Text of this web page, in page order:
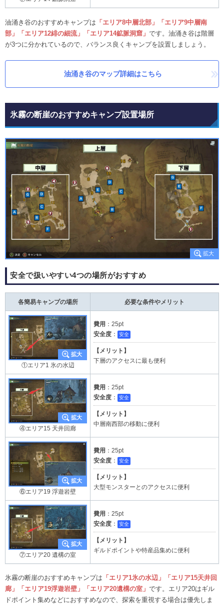
油涌き谷のおすすめキャンプは 「エリア8中層北部」「エリア9中層南
部」「エリア12緋の細流」「エリア14鉱脈洞窟」 です。油涌き谷は階層
が3つに分かれているので、バランス良くキャンプを設置しましょう。
油涌き谷のマップ詳細はこちら
氷霧の断崖のおすすめキャンプ設置場所
安全で扱いやすい4つの場所がおすすめ
各簡易キャンプの場所 必要な条件やメリット
①エリア1 氷の水辺
費用 ：25pt
安全度 ： 安全
【メリット】
下層のアクセスに最も便利
④エリア15 天井回廊
費用 ：25pt
安全度 ： 安全
【メリット】
中層南西部の移動に便利
⑥エリア19 浮遊岩壁
費用 ：25pt
安全度 ： 安全
【メリット】
大型モンスターとのアクセスに便利
⑦エリア20 遺構の室
費用 ：25pt
安全度 ： 安全
【メリット】
ギルドポイントや特産品集めに便利
氷霧の断崖のおすすめキャンプは 「エリア1氷の水辺」「エリア15天井回
廊」「エリア19浮遊岩壁」「エリア20遺構の室」 です。エリア20はギル
ドポイント集めなどにおすすめなので、探索を重視する場合は優先しま